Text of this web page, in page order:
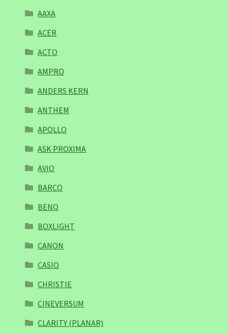
AAXA
ACER
ACTO
AMPRO
ANDERS KERN
ANTHEM
APOLLO
ASK PROXIMA
AVIO
BARCO
BENQ
BOXLIGHT
CANON
CASIO
CHRISTIE
CINEVERSUM
CLARITY (PLANAR)